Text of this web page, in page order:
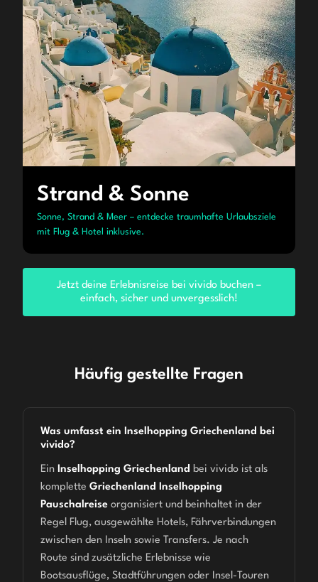
Strand & Sonne
Sonne, Strand & Meer – entdecke traumhafte Urlaubsziele
mit Flug & Hotel inklusive.
Jetzt deine Erlebnisreise bei vivido buchen –
einfach, sicher und unvergesslich!
Häufig gestellte Fragen
Was umfasst ein Inselhopping Griechenland bei
vivido?
Ein Inselhopping Griechenland bei vivido ist als
komplette Griechenland Inselhopping
Pauschalreise organisiert und beinhaltet in der
Regel Flug, ausgewählte Hotels, Fährverbindungen
zwischen den Inseln sowie Transfers. Je nach
Route sind zusätzliche Erlebnisse wie
Bootsausflüge, Stadtführungen oder Insel-Touren